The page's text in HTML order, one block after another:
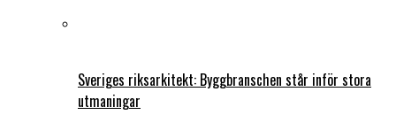
Sveriges riksarkitekt: Byggbranschen står inför stora
utmaningar